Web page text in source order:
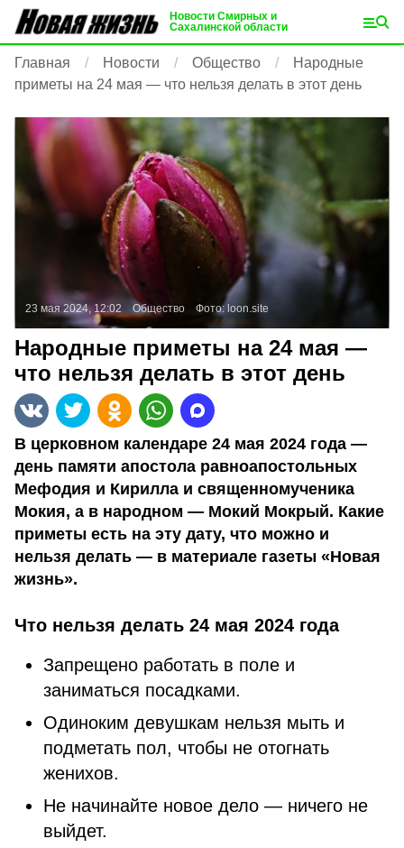
Новости Смирных и
Сахалинской области
Главная Новости Общество
Народные
приметы на 24 мая — что нельзя делать в этот день
23 мая 2024, 12:02 Общество Фото: loon.site
Народные приметы на 24 мая —
что нельзя делать в этот день
В церковном календаре 24 мая 2024 года —
день памяти апостола равноапостольных
Мефодия и Кирилла и священномученика
Мокия, а в народном — Мокий Мокрый. Какие
приметы есть на эту дату, что можно и
нельзя делать — в материале газеты «Новая
жизнь».
Что нельзя делать 24 мая 2024 года
Запрещено работать в поле и
заниматься посадками.
Одиноким девушкам нельзя мыть и
подметать пол, чтобы не отогнать
женихов.
Не начинайте новое дело — ничего не
выйдет.